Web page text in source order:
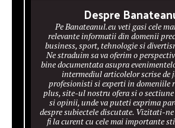
Despre
Pe Banateanul.eu veti gasi cele
relevante informatii din domenii
business, sport, tehnologie si
Ne straduim sa va oferim o
bine documentata asupra
intermediul articolelor scrise
profesionisti si experti in domeniile
plus, site-ul nostru ofera si o
si opinii, unde va puteti exprima
despre subiectele discutate. Vizitati-
fi la curent cu cele mai importante